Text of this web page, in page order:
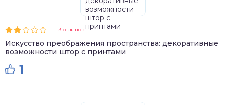
13 отзывов
Искусство преображения пространства: декоративные
возможности штор с принтами
1